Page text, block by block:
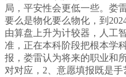
局，平安性会更低一些。娄
要么是物化要么物化，到
由算盘上升为计较器，人工
准，正在本科阶段把根本学
报，娄雷认为将来的职业和
对对应，2、意愿填报既是